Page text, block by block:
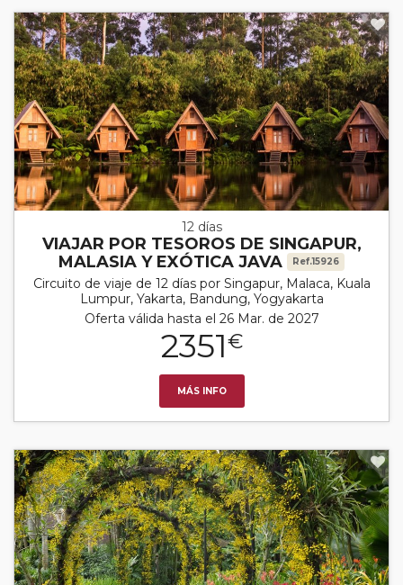
12 días
VIAJAR POR TESOROS DE SINGAPUR,
MALASIA Y EXÓTICA JAVA
Ref.15926
Circuito de viaje de 12 días por Singapur, Malaca, Kuala
Lumpur, Yakarta, Bandung, Yogyakarta
Oferta válida hasta el 26 Mar. de 2027
2351€
MÁS INFO